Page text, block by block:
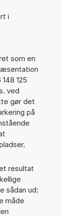
i
som en
125
ved
gør det
på
resultat
sådan ud:
måde